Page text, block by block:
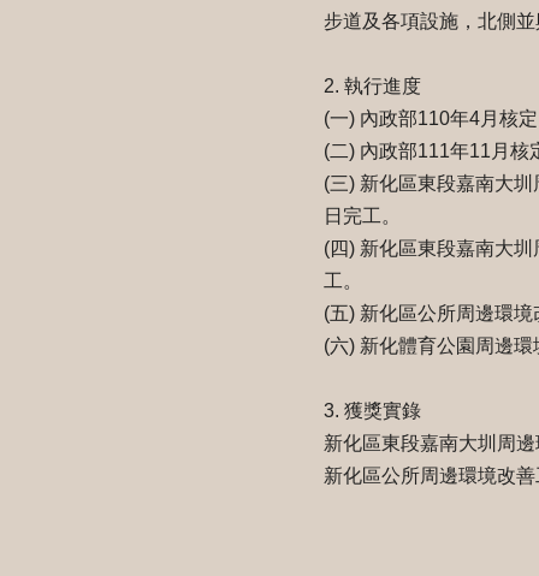
步道及各項設施，北側
2. 執行進度
(一) 內政部110年4月核
(二) 內政部111年11月核
(三) 新化區東段嘉南大
日完工。
(四) 新化區東段嘉南大
工。
(五) 新化區公所周邊環
(六) 新化體育公園周邊
3. 獲獎實錄
新化區東段嘉南大圳周
新化區公所周邊環境改